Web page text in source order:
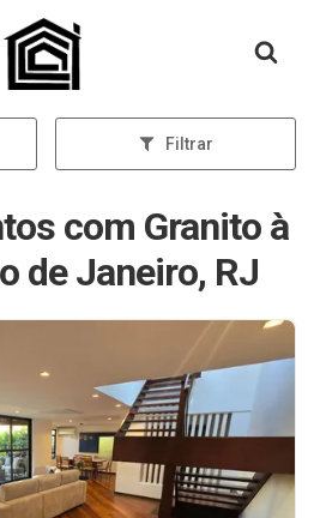
Página inicial
Filtrar
com Granito à
de Janeiro, RJ